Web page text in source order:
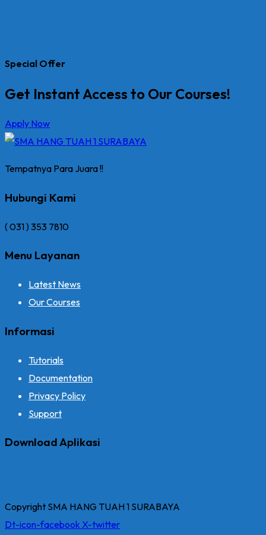
Special Offer
Get Instant Access to Our Courses!
Apply Now
Tempatnya Para Juara !!
Hubungi Kami
( 031 ) 353 7810
Menu Layanan
Latest News
Our Courses
Informasi
Tutorials
Documentation
Privacy Policy
Support
Download Aplikasi
Copyright SMA HANG TUAH 1 SURABAYA
Dt-icon-facebook X-twitter